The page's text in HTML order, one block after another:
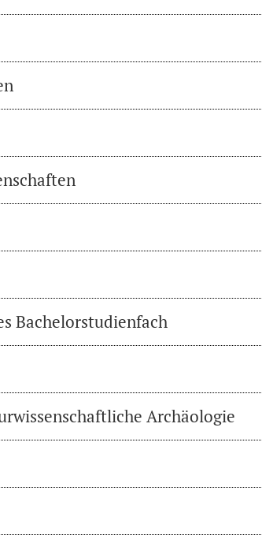
Bachelorstudienfach
Archäologie